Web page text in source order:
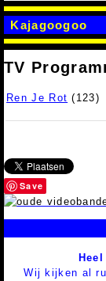
Kajagoogoo
TV
Ren Je Rot (123)
Save
Wij kijken al